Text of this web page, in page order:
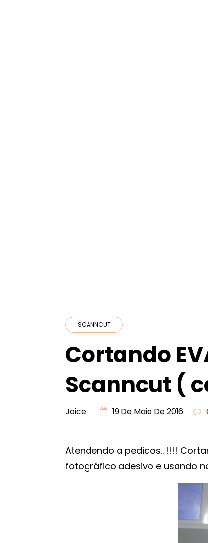
SCANNCUT
Cortando
Scanncut (
Joice 19 De Maio De 2016
Atendendo a pedidos.. !!!!
fotográfico adesivo e usando